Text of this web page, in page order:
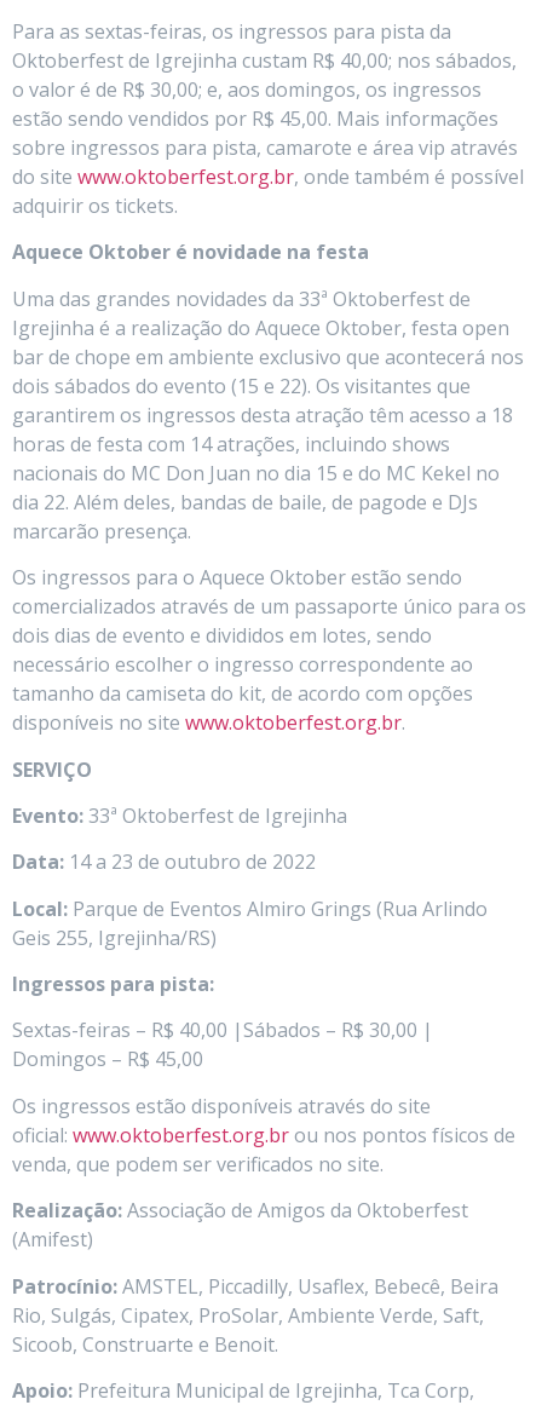
Para as sextas-feiras, os ingressos para pista da
Oktoberfest de Igrejinha custam R$ 40,00; nos sábados,
o valor é de R$ 30,00; e, aos domingos, os ingressos
estão sendo vendidos por R$ 45,00. Mais informações
sobre ingressos para pista, camarote e área vip através
do site www.oktoberfest.org.br, onde também é possível
adquirir os tickets.
Aquece Oktober é novidade na festa
Uma das grandes novidades da 33ª Oktoberfest de
Igrejinha é a realização do Aquece Oktober, festa open
bar de chope em ambiente exclusivo que acontecerá nos
dois sábados do evento (15 e 22). Os visitantes que
garantirem os ingressos desta atração têm acesso a 18
horas de festa com 14 atrações, incluindo shows
nacionais do MC Don Juan no dia 15 e do MC Kekel no
dia 22. Além deles, bandas de baile, de pagode e DJs
marcarão presença.
Os ingressos para o Aquece Oktober estão sendo
comercializados através de um passaporte único para os
dois dias de evento e divididos em lotes, sendo
necessário escolher o ingresso correspondente ao
tamanho da camiseta do kit, de acordo com opções
disponíveis no site www.oktoberfest.org.br.
SERVIÇO
Evento:33ª Oktoberfest de Igrejinha
Data: 14 a 23 de outubro de 2022
Local: Parque de Eventos Almiro Grings (Rua Arlindo
Geis 255, Igrejinha/RS)
Ingressos para pista:
Sextas-feiras – R$ 40,00 |Sábados – R$ 30,00 |
Domingos – R$ 45,00
Os ingressos estão disponíveis através do site
oficial: www.oktoberfest.org.brou nos pontos físicos de
venda, que podem ser verificados no site.
Realização:Associação de Amigos da Oktoberfest
(Amifest)
Patrocínio:AMSTEL, Piccadilly, Usaflex, Bebecê, Beira
Rio, Sulgás, Cipatex, ProSolar, Ambiente Verde, Saft,
Sicoob, Construarte e Benoit.
Apoio: Prefeitura Municipal de Igrejinha, Tca Corp,